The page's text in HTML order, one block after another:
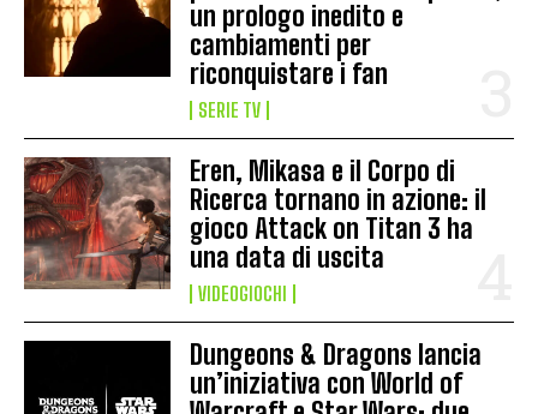
un prologo inedito e
cambiamenti per
riconquistare i fan
SERIE TV
Eren, Mikasa e il Corpo di
Ricerca tornano in azione: il
gioco Attack on Titan 3 ha
una data di uscita
VIDEOGIOCHI
Dungeons & Dragons lancia
un’iniziativa con World of